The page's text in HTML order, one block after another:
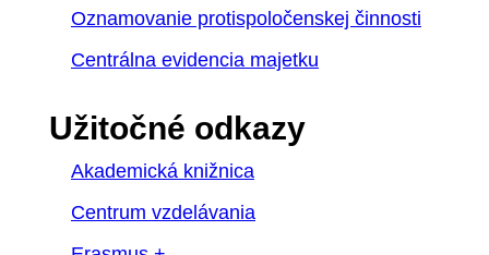
Oznamovanie protispoločenskej činnosti
Centrálna evidencia majetku
Užitočné odkazy
Akademická knižnica
Centrum vzdelávania